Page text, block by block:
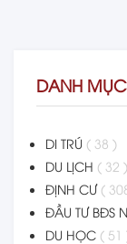
DANH
DI TRÚ ( 38 )
DU LỊCH ( 32 )
ĐỊNH CƯ (
ĐẦU TƯ BĐS
DU HỌC ( 51